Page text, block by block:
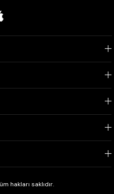
hakları saklıdır.